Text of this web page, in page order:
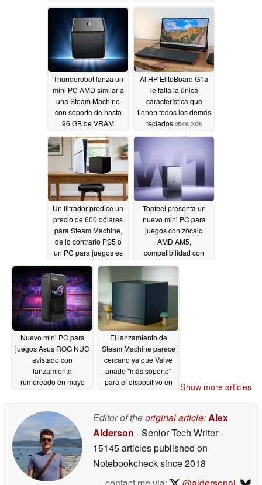
05/14/2026
Thunderobot lanza un
mini PC AMD similar a
una Steam Machine
con soporte de hasta
96 GB de VRAM
05/13/2026
Al HP EliteBoard G1a
le falta la única
característica que
tienen todos los demás
teclados 05/06/2026
Un filtrador predice un
precio de 600 dólares
para Steam Machine,
de lo contrario PS5 o
un PC para juegos es
05/03/2026
Topfeel presenta un
nuevo mini PC para
juegos con zócalo
AMD AM5,
compatibilidad con
05/03/2026
Nuevo mini PC para
juegos Asus ROG NUC
avistado con
lanzamiento
rumoreado en mayo
El lanzamiento de
Steam Machine parece
cercano ya que Valve
añade "más soporte"
para el dispositivo en
Show more articles
Editor of theoriginal article:Alex
Alderson - Senior Tech Writer-
15145 articles published on
Notebookchecksince 2018